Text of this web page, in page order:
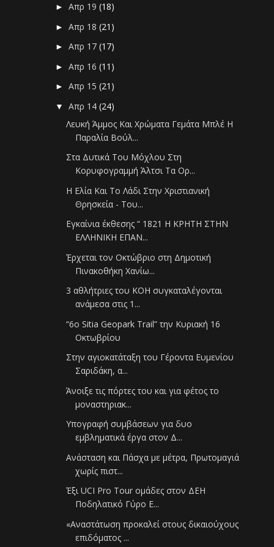
►Απρ 19(18)
►Απρ 18(21)
►Απρ 17(17)
►Απρ 16(11)
►Απρ 15(21)
▼Απρ 14(24)
Λευκή Άμμος Και Χρώματα Γεμάτα Μπλέ Η
Παραλία Βούλ...
Στα Δυτικά Του Μόχλου Στη
Κορυφογραμμή Άλτσι Τα Ορ...
Η Ελία Και Το Λάδι Στην Χριστιανική
Θρησκεία - Του...
Εγκαίνια έκθεσης “ 1821 Η ΚΡΗΤΗ ΣΤΗΝ
ΕΛΛΗΝΙΚΗ ΕΠΑΝ...
Έρχεται τον Οκτώβριο στη Δημοτική
Πινακοθήκη Χανίω...
3 αθλήτριες του ΚΟΗ συγκαταλέγονται
ανάμεσα στις 1...
“6ο Sitia Geopark Trail” την Κυριακή 16
Οκτωβρίου
Στην αγιοκατάταξη του Γέροντα Ευμενίου
Σαριδάκη, α...
Άνοιξε τις πόρτες του και για φέτος το
μοναστηριακ...
Υπογραφή συμβάσεων για δυο
εμβληματικά έργα στον Δ...
Ανάσταση και Πάσχα με μέτρα, Πρωτομαγιά
χωρίς πιστ...
Έξι UCI Pro Tour ομάδες στον ΔΕΗ
Ποδηλατικό Γύρο Ε...
«Αναστάτωση προκαλεί στους δικαιούχους
επιδόματος ...